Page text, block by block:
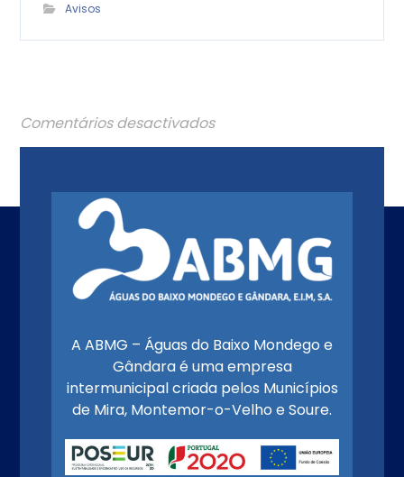
Avisos
Comentários desactivados
A ABMG – Águas do Baixo Mondego e
Gândara é uma empresa
intermunicipal criada pelos Municípios
de Mira, Montemor-o-Velho e Soure.